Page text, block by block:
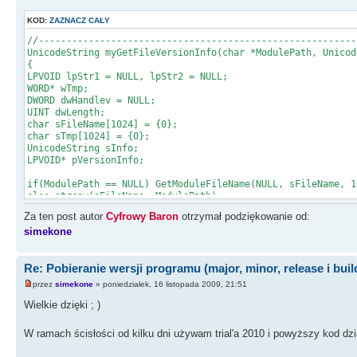
KOD: ZAZNACZ CAŁY
UnicodeString myGetFileVersionInfo(char *ModulePath,
{
LPVOID lpStr1 = NULL, lpStr2 = NULL;
WORD* wTmp;
DWORD dwHandlev = NULL;
UINT dwLength;
char sFileName[1024] = {0};
char sTmp[1024] = {0};
UnicodeString sInfo;
LPVOID* pVersionInfo;
if(ModulePath == NULL) GetModuleFileName(NULL, sFileName,
else strcpy(sFileName, ModulePath);
DWORD dwInfoSize =
{
pVersionInfo = new LPVOID[dwInfoSize];
if(GetFileVersionInfo((char*)(LPCTSTR)sFileName,
{
if(VerQueryValue(pVersionInfo,
wTmp = (WORD*)lpStr1;
sprintf(sTmp, ("\\StringFileInfo\\%04x%04x\\" +
Za ten post autor Cyfrowy Baron otrzymał podziękowanie od:
simekone
Re: Pobieranie wersji programu (major, minor, release i
przez simekone » poniedziałek, 16 listopada 2009, 21:51
Wielkie dzięki ; )
W ramach ścisłości od kilku dni używam trial'a 2010 i powyższy kod